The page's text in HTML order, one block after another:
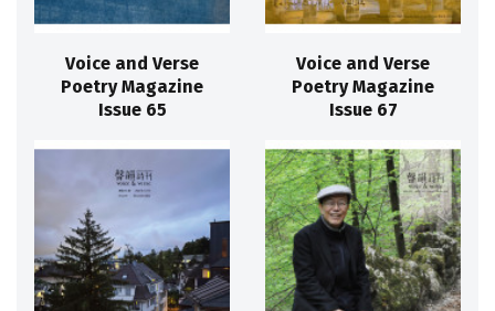
Voice and Verse
Poetry Magazine
Issue 65
Voice and Verse
Poetry Magazine
Issue 67